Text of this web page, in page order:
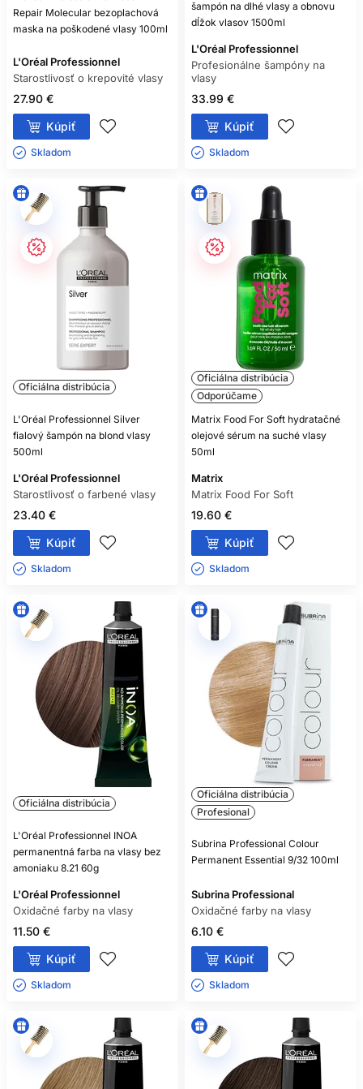
Repair Molecular bezoplachová
maska na poškodené vlasy 100ml
L'Oréal Professionnel
Starostlivosť o krepovité vlasy
27.90 €
Kúpiť
Skladom ㅤ
šampón na dlhé vlasy a obnovu
dĺžok vlasov 1500ml
L'Oréal Professionnel
Profesionálne šampóny na
vlasy
33.99 €
Kúpiť
Skladom ㅤ
Oficiálna distribúcia
L'Oréal Professionnel Silver
fialový šampón na blond vlasy
500ml
L'Oréal Professionnel
Starostlivosť o farbené vlasy
23.40 €
Kúpiť
Skladom ㅤ
Oficiálna distribúcia
Odporúčame
Matrix Food For Soft hydratačné
olejové sérum na suché vlasy
50ml
Matrix
Matrix Food For Soft
19.60 €
Kúpiť
Skladom ㅤ
Oficiálna distribúcia
L'Oréal Professionnel INOA
permanentná farba na vlasy bez
amoniaku 8.21 60g
L'Oréal Professionnel
Oxidačné farby na vlasy
11.50 €
Kúpiť
Skladom ㅤ
Oficiálna distribúcia
Profesional
Subrina Professional Colour
Permanent Essential 9/32 100ml
Subrina Professional
Oxidačné farby na vlasy
6.10 €
Kúpiť
Skladom ㅤ